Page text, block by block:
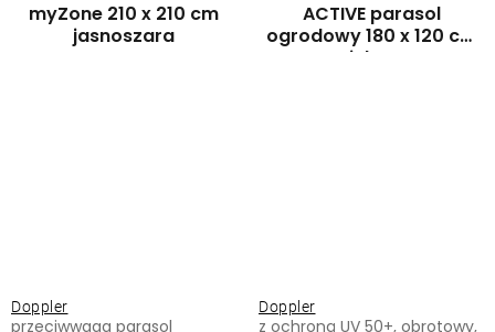
myZone 210 x 210 cm
jasnoszara
Doppler
przeciwwaga parasol
ACTIVE parasol
ogrodowy 180 x 120 cm
zielony
Doppler
z ochroną UV 50+, obrotowy,